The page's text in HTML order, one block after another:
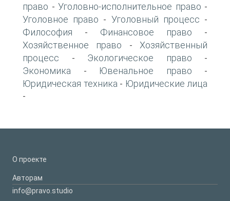
право - Уголовно-исполнительное право -
Уголовное право - Уголовный процесс -
Философия - Финансовое право -
Хозяйственное право - Хозяйственный
процесс - Экологическое право -
Экономика - Ювенальное право -
Юридическая техника - Юридические лица
-
О проекте
Авторам
info@pravo.studio